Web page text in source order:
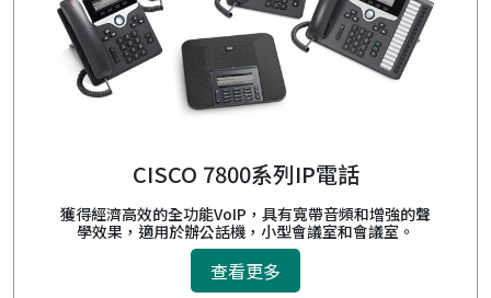
CISCO 7800系列IP電話
獲得經濟高效的全功能VoIP，具有寬帶音頻和增強的聲
學效果，適用於辦公話機，小型會議室和會議室。
查看更多